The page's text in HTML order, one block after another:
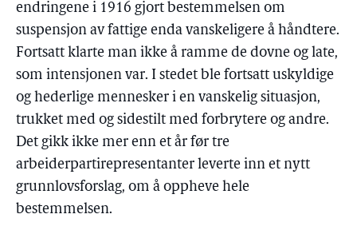
endringene i 1916 gjort bestemmelsen om
suspensjon av fattige enda vanskeligere å håndtere.
Fortsatt klarte man ikke å ramme de dovne og late,
som intensjonen var. I stedet ble fortsatt uskyldige
og hederlige mennesker i en vanskelig situasjon,
trukket med og sidestilt med forbrytere og andre.
Det gikk ikke mer enn et år før tre
arbeiderpartirepresentanter leverte inn et nytt
grunnlovsforslag, om å oppheve hele
bestemmelsen.